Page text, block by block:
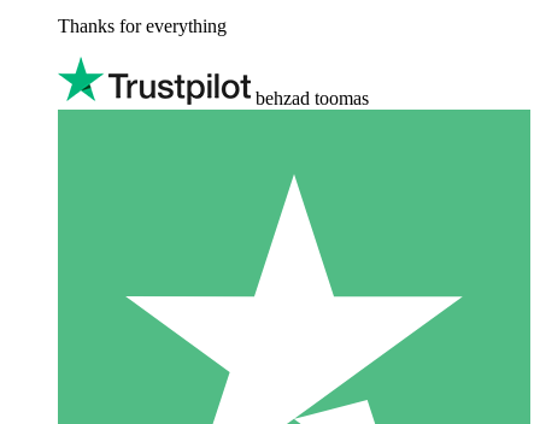
Thanks for everything
behzad toomas